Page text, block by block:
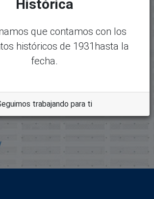
548.82 KB
Histórica
que contamos con los
históricos de 1931hasta la
fecha.
trabajando para ti